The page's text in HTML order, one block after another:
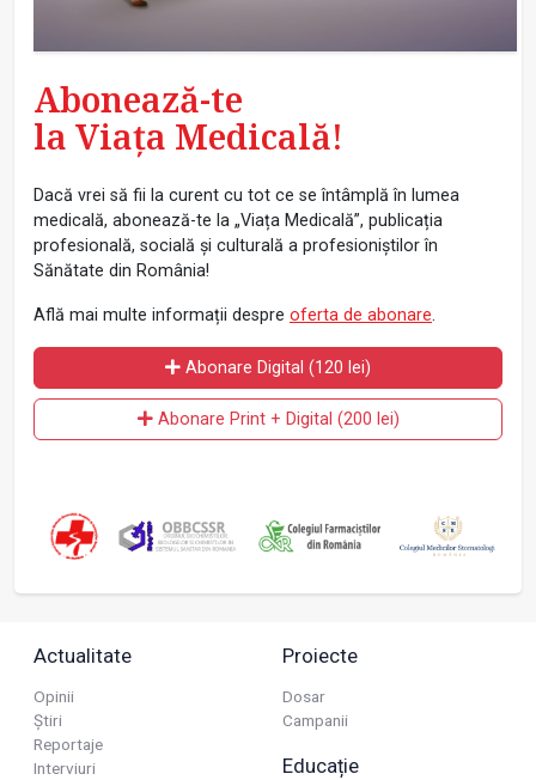
Abonează-te
la Viața Medicală!
Dacă vrei să fii la curent cu tot ce se întâmplă în lumea
medicală, abonează-te la „Viața Medicală”, publicația
profesională, socială și culturală a profesioniștilor în
Sănătate din România!
Află mai multe informații despre oferta de abonare.
Abonare Digital (120 lei)
Abonare Print + Digital (200 lei)
Actualitate
Opinii
Știri
Reportaje
Interviuri
Proiecte
Dosar
Campanii
Educație